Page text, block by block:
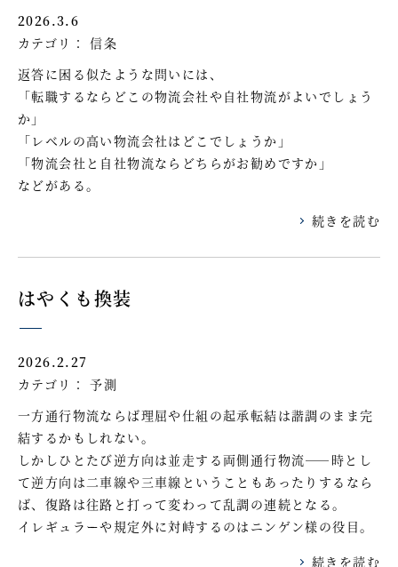
2026.3.6
カテゴリ：信条
返答に困る似たような問いには、
「転職するならどこの物流会社や自社物流がよいでしょう
か」
「レベルの高い物流会社はどこでしょうか」
「物流会社と自社物流ならどちらがお勧めですか」
などがある。
続きを読む
はやくも換装
2026.2.27
カテゴリ：予測
一方通行物流ならば理屈や仕組の起承転結は諧調のまま完
結するかもしれない。
しかしひとたび逆方向は並走する両側通行物流――時とし
て逆方向は二車線や三車線ということもあったりするなら
ば、復路は往路と打って変わって乱調の連続となる。
イレギュラーや規定外に対峙するのはニンゲン様の役目。
続きを読む